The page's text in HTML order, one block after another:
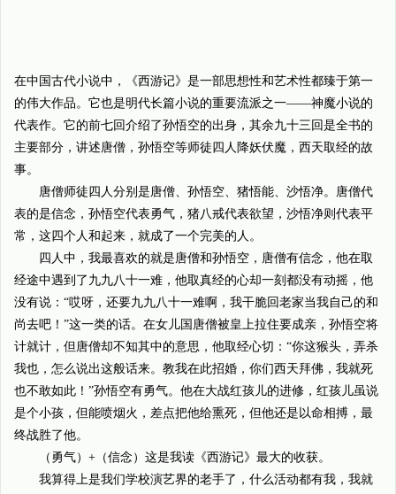
在中国古代小说中，《西游记》是一部思想性和艺术性都臻于第一
的伟大作品。它也是明代长篇小说的重要流派之一——神魔小说的
代表作。它的前七回介绍了孙悟空的出身，其余九十三回是全书的
主要部分，讲述唐僧，孙悟空等师徒四人降妖伏魔，西天取经的故
事。
唐僧师徒四人分别是唐僧、孙悟空、猪悟能、沙悟净。唐僧代
表的是信念，孙悟空代表勇气，猪八戒代表欲望，沙悟净则代表平
常，这四个人和起来，就成了一个完美的人。
四人中，我最喜欢的就是唐僧和孙悟空，唐僧有信念，他在取
经途中遇到了九九八十一难，他取真经的心却一刻都没有动摇，他
没有说：“哎呀，还要九九八十一难啊，我干脆回老家当我自己的和
尚去吧！”这一类的话。在女儿国唐僧被皇上拉住要成亲，孙悟空将
计就计，但唐僧却不知其中的意思，他取经心切：“你这猴头，弄杀
我也，怎么说出这般话来。教我在此招婚，你们西天拜佛，我就死
也不敢如此！”孙悟空有勇气。他在大战红孩儿的进修，红孩儿虽说
是个小孩，但能喷烟火，差点把他给熏死，但他还是以命相搏，最
终战胜了他。
（勇气）+（信念）这是我读《西游记》最大的收获。
我算得上是我们学校演艺界的老手了，什么活动都有我，我就